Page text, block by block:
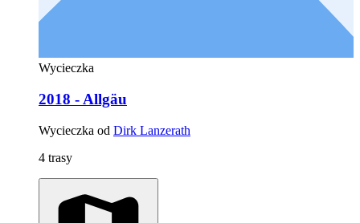
Wycieczka
2018 - Allgäu
Wycieczka od Dirk Lanzerath
4 trasy